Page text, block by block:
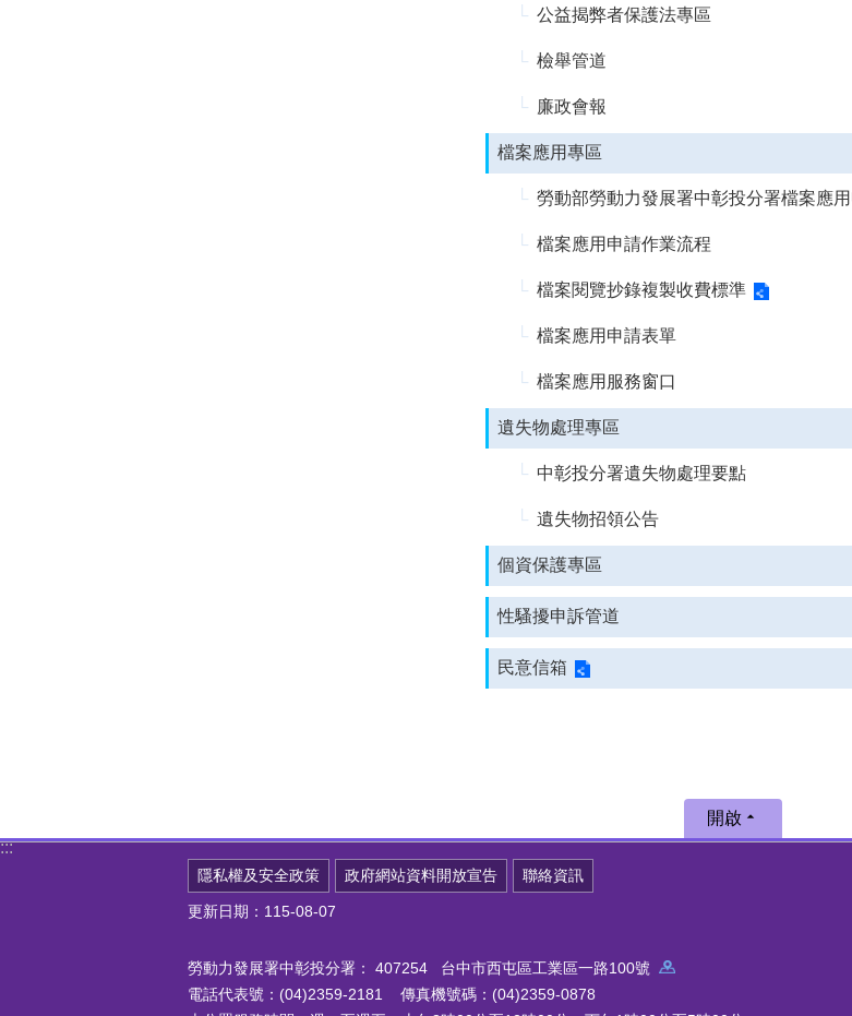
公益揭弊者保護法專區
檢舉管道
廉政會報
檔案應用專區
勞動部勞動力發展署中彰投分署檔案應
檔案應用申請作業流程
檔案閱覽抄錄複製收費標準
檔案應用申請表單
檔案應用服務窗口
遺失物處理專區
中彰投分署遺失物處理要點
遺失物招領公告
個資保護專區
性騷擾申訴管道
民意信箱
:::
開啟
隱私權及安全政策 政府網站資料開放宣告 聯絡資訊
更新日期：115-08-07
勞動力發展署中彰投分署： 407254 台中市西屯區工業區一路100號
電話代表號：(04)2359-2181 傳真機號碼：(04)2359-0878